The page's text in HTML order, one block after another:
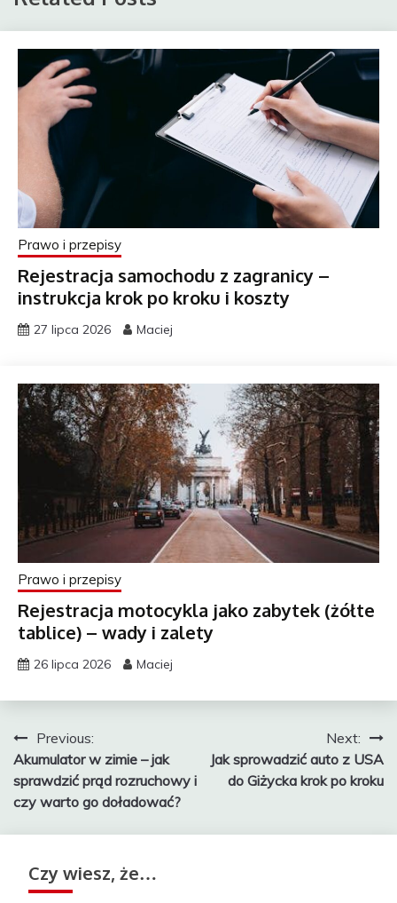
Prawo i przepisy
Rejestracja samochodu z zagranicy –
instrukcja krok po kroku i koszty
27 lipca 2026 Maciej
Prawo i przepisy
Rejestracja motocykla jako zabytek (żółte
tablice) – wady i zalety
26 lipca 2026 Maciej
Nawigacja
wpisu
Previous:
Akumulator w zimie – jak
sprawdzić prąd rozruchowy i
czy warto go doładować?
Next:
Jak sprowadzić auto z USA
do Giżycka krok po kroku
Czy wiesz, że…